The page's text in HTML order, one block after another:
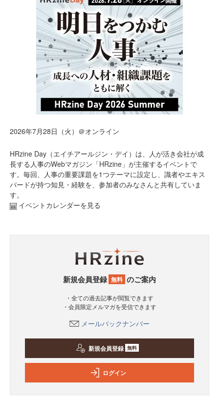
2026年7月28日（火）＠オンライン
HRzine Day（エイチアールジン・デイ）は、人が活き会社が成
長する人事のWebマガジン「HRzine」が主催するイベントで
す。毎回、人事の重要課題を1つテーマに設定し、識者やエキス
パードが持つ知見・経験を、参加者のみなさんと共有していま
す。
イベントカレンダーを見る
新規会員登録 無料 のご案内
・全ての過去記事が閲覧できます
・会員限定メルマガを受信できます
メールバックナンバー
新規会員登録 無料
ログイン